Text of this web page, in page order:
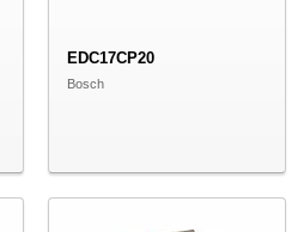
EDC17CP20
Bosch